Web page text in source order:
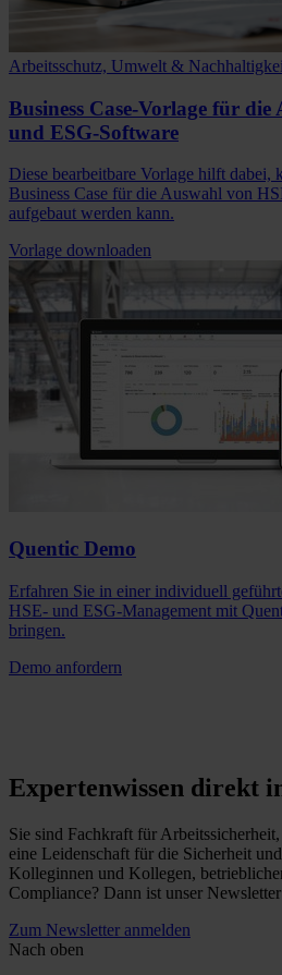
Arbeitsschutz, Umwelt &
Business Case-Vorlage für
und ESG-Software
Diese bearbeitbare Vorlage hilft dabei,
Business Case für die Auswahl von
aufgebaut werden kann.
Vorlage downloaden
Quentic Demo
Erfahren Sie in einer individuell
HSE- und ESG-Management mit
bringen.
Demo anfordern
Expertenwissen direkt
Sie sind Fachkraft für
eine Leidenschaft für die Sicherheit
Kolleginnen und Kollegen,
Compliance? Dann ist unser
Zum Newsletter anmelden
Nach oben